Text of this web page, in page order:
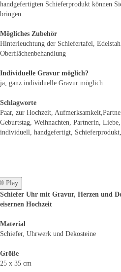
handgefertigten Schieferprodukt können
bringen.
Mögliches Zubehör
Hinterleuchtung der Schiefertafel,
Oberflächenbehandlung
Individuelle Gravur möglich?
ja, ganz individuelle Gravur möglich
Schlagworte
Paar, zur Hochzeit,
Geburtstag, Weihnachten, Partnerin,
individuell, handgefertigt,
Play
Schiefer Uhr mit Gravur, Herzen und
eisernen Hochzeit
Material
Schiefer, Uhrwerk und Dekosteine
Größe
25 x 35 cm